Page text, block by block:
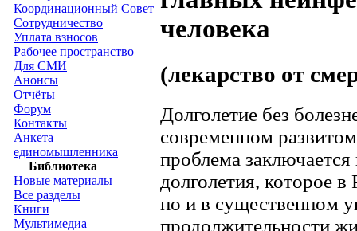
Координационный Совет
Сотрудничество
Уплата взносов
Рабочее пространство
Для СМИ
Анонсы
Отчёты
Форум
Контакты
Анкета
единомышленника
Библиотека
Новые материалы
Все разделы
Книги
Мультимедиа
человека
(лекарство от
Долголетие без
современном
проблема заключается
долголетия, которое
но и в существенном
продолжительности